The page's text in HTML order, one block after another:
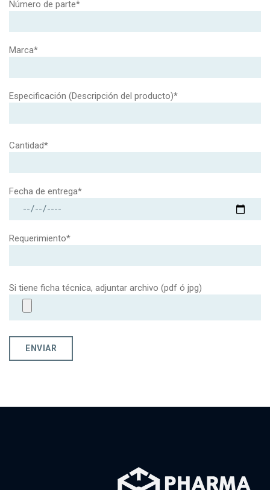
Número de parte*
Marca*
Especificación (Descripción del producto)*
Cantidad*
Fecha de entrega*
Requerimiento*
Si tiene ficha técnica, adjuntar archivo (pdf ó jpg)